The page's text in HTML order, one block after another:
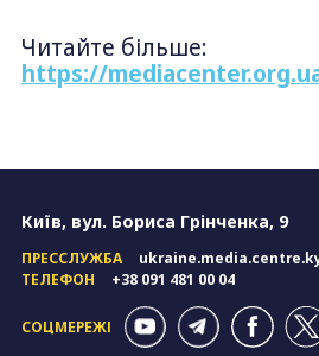
Читайте більше:
https://
Київ, вул. Бориса Грінченка, 9
ПРЕССЛУЖБА
ТЕЛЕФОН
+38 091 481 00 04
СОЦМЕРЕЖІ